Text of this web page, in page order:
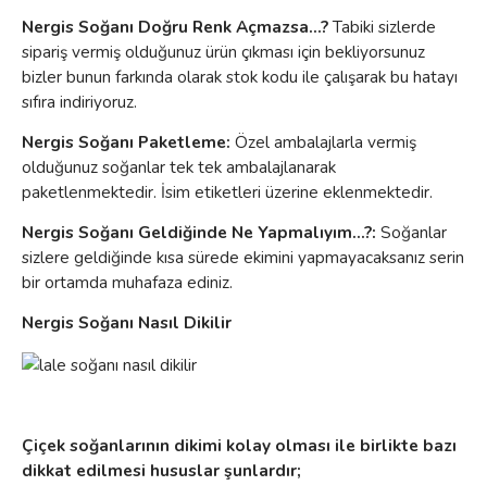
Nergis Soğanı Doğru Renk Açmazsa...?Tabiki sizlerde
sipariş vermiş olduğunuz ürün çıkması için bekliyorsunuz
bizler bunun farkında olarak stok kodu ile çalışarak bu hatayı
sıfıra indiriyoruz.
Nergis Soğanı Paketleme: Özel ambalajlarla vermiş
olduğunuz soğanlar tek tek ambalajlanarak
paketlenmektedir. İsim etiketleri üzerine eklenmektedir.
Nergis Soğanı Geldiğinde Ne Yapmalıyım...?: Soğanlar
sizlere geldiğinde kısa sürede ekimini yapmayacaksanız serin
bir ortamda muhafaza ediniz.
Nergis Soğanı Nasıl Dikilir
Çiçek soğanlarının dikimi kolay olması ile birlikte bazı
dikkat edilmesi hususlar şunlardır;